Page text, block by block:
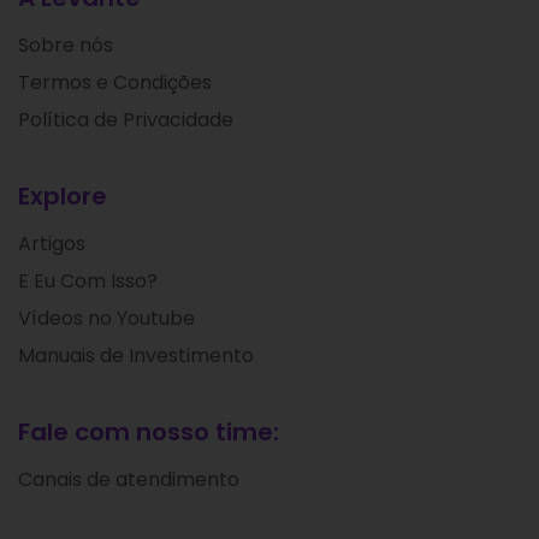
Sobre nós
Termos e Condições
Política de Privacidade
Explore
Artigos
E Eu Com Isso?
Vídeos no Youtube
Manuais de Investimento
Fale com nosso time:
Canais de atendimento